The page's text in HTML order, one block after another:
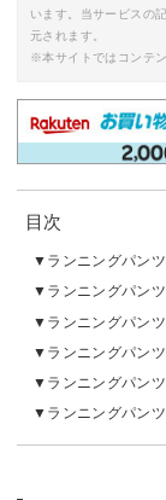
います。当サービスの
元されます。
※本サイトではコンテ
目次
ランニングパン
ランニングパン
ランニングパン
ランニングパン
ランニングパン
ランニングパン